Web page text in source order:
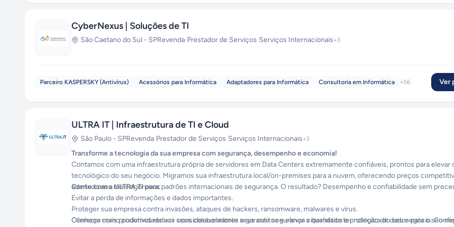
CyberNexus | Soluções de TI
São Caetano do Sul - SPRevenda·Prestador de Serviços·Serviços Internacionais+3
Parceiro KASPERSKY (Antivírus) Acessórios para Informática Adaptadores para Informática Consultoria em Informática +56 Ver
ULTRA IT | Infraestrutura de TI e Cloud
São Paulo - SPRevenda·Prestador de Serviços·Serviços Internacionais+3
Transforme a tecnologia da sua empresa com segurança, desempenho e economia!
Contamos com uma infraestrutura própria de servidores em Data Centers extremamente confiáveis, prontos para elevar
tecnológico do seu negócio. Migramos sua infraestrutura local/on-premises para a nuvem, oferecendo preços
aderindo aos mais rigorosos padrões internacionais de segurança. O resultado? Desempenho e confiabilidade sem
Conte com a ULTRA.TI para:
Evitar a perda de informações e dados importantes.
Proteger sua empresa contra invasões, ataques de hackers, ransomware, malwares e vírus.
Oferecer mais produtividade aos seus colaboradores e garantir segurança cibernética e proteção de dados para o seu
Conheça como podemos reduzir consideravelmente seus custos e elevar a qualidade tecnológica do seu negócio.